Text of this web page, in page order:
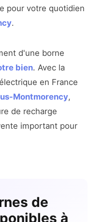
pour votre quotidien
.
d'une borne
bien. Avec la
en France
Montmorency,
de recharge
important pour
de
à